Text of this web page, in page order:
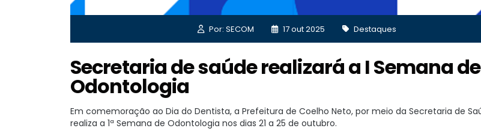
Por: SECOM 17 out 2025 Destaques
Secretaria de saúde realizará a I Semana de
Odontologia
Em comemoração ao Dia do Dentista, a Prefeitura de Coelho Neto, por meio da Secretaria de
realiza a 1ª Semana de Odontologia nos dias 21 a 25 de outubro.